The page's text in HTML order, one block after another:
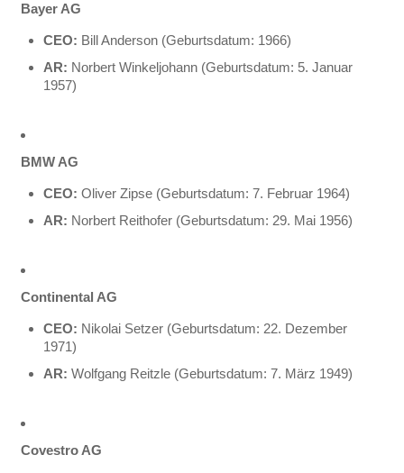
Bayer AG
CEO: Bill Anderson (Geburtsdatum: 1966)
AR: Norbert Winkeljohann (Geburtsdatum: 5. Januar
1957)
BMW AG
CEO: Oliver Zipse (Geburtsdatum: 7. Februar 1964)
AR: Norbert Reithofer (Geburtsdatum: 29. Mai 1956)
Continental AG
CEO: Nikolai Setzer (Geburtsdatum: 22. Dezember
1971)
AR: Wolfgang Reitzle (Geburtsdatum: 7. März 1949)
Covestro AG